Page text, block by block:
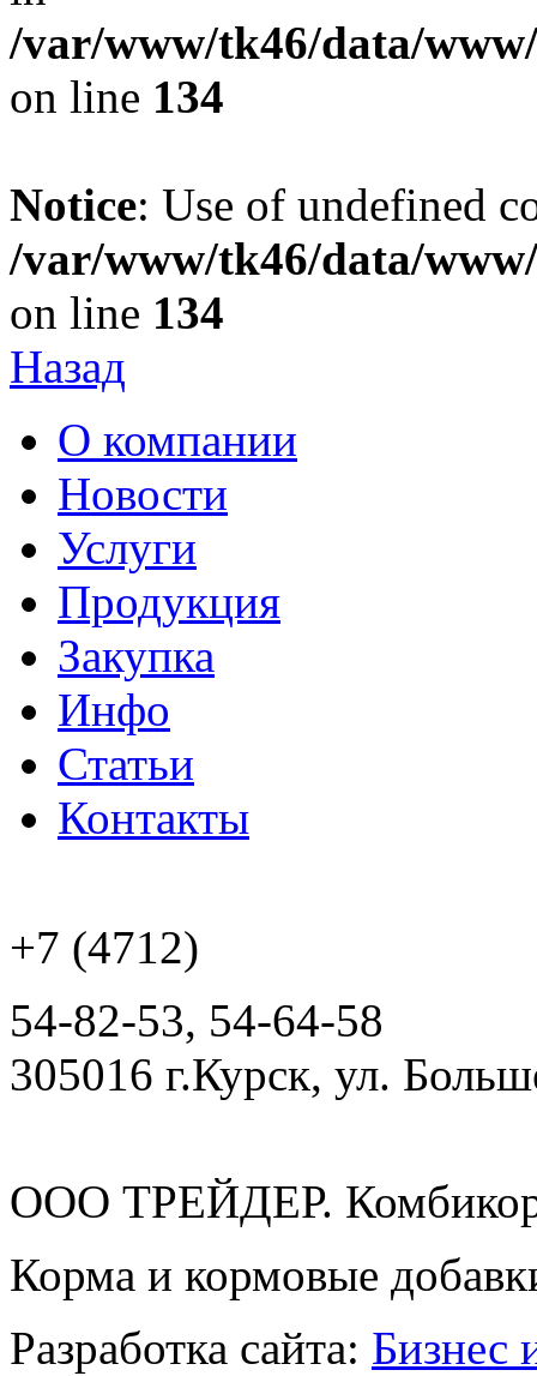
/var/www/tk46/data/
on line 134
Notice: Use of undefined
/var/www/tk46/data/
on line 134
Назад
О компании
Новости
Услуги
Продукция
Закупка
Инфо
Статьи
Контакты
+7 (4712)
54-82-53, 54-64-58
305016 г.Курск, ул.
ООО ТРЕЙДЕР.
Корма и кормовые
Разработка сайта: Бизнес